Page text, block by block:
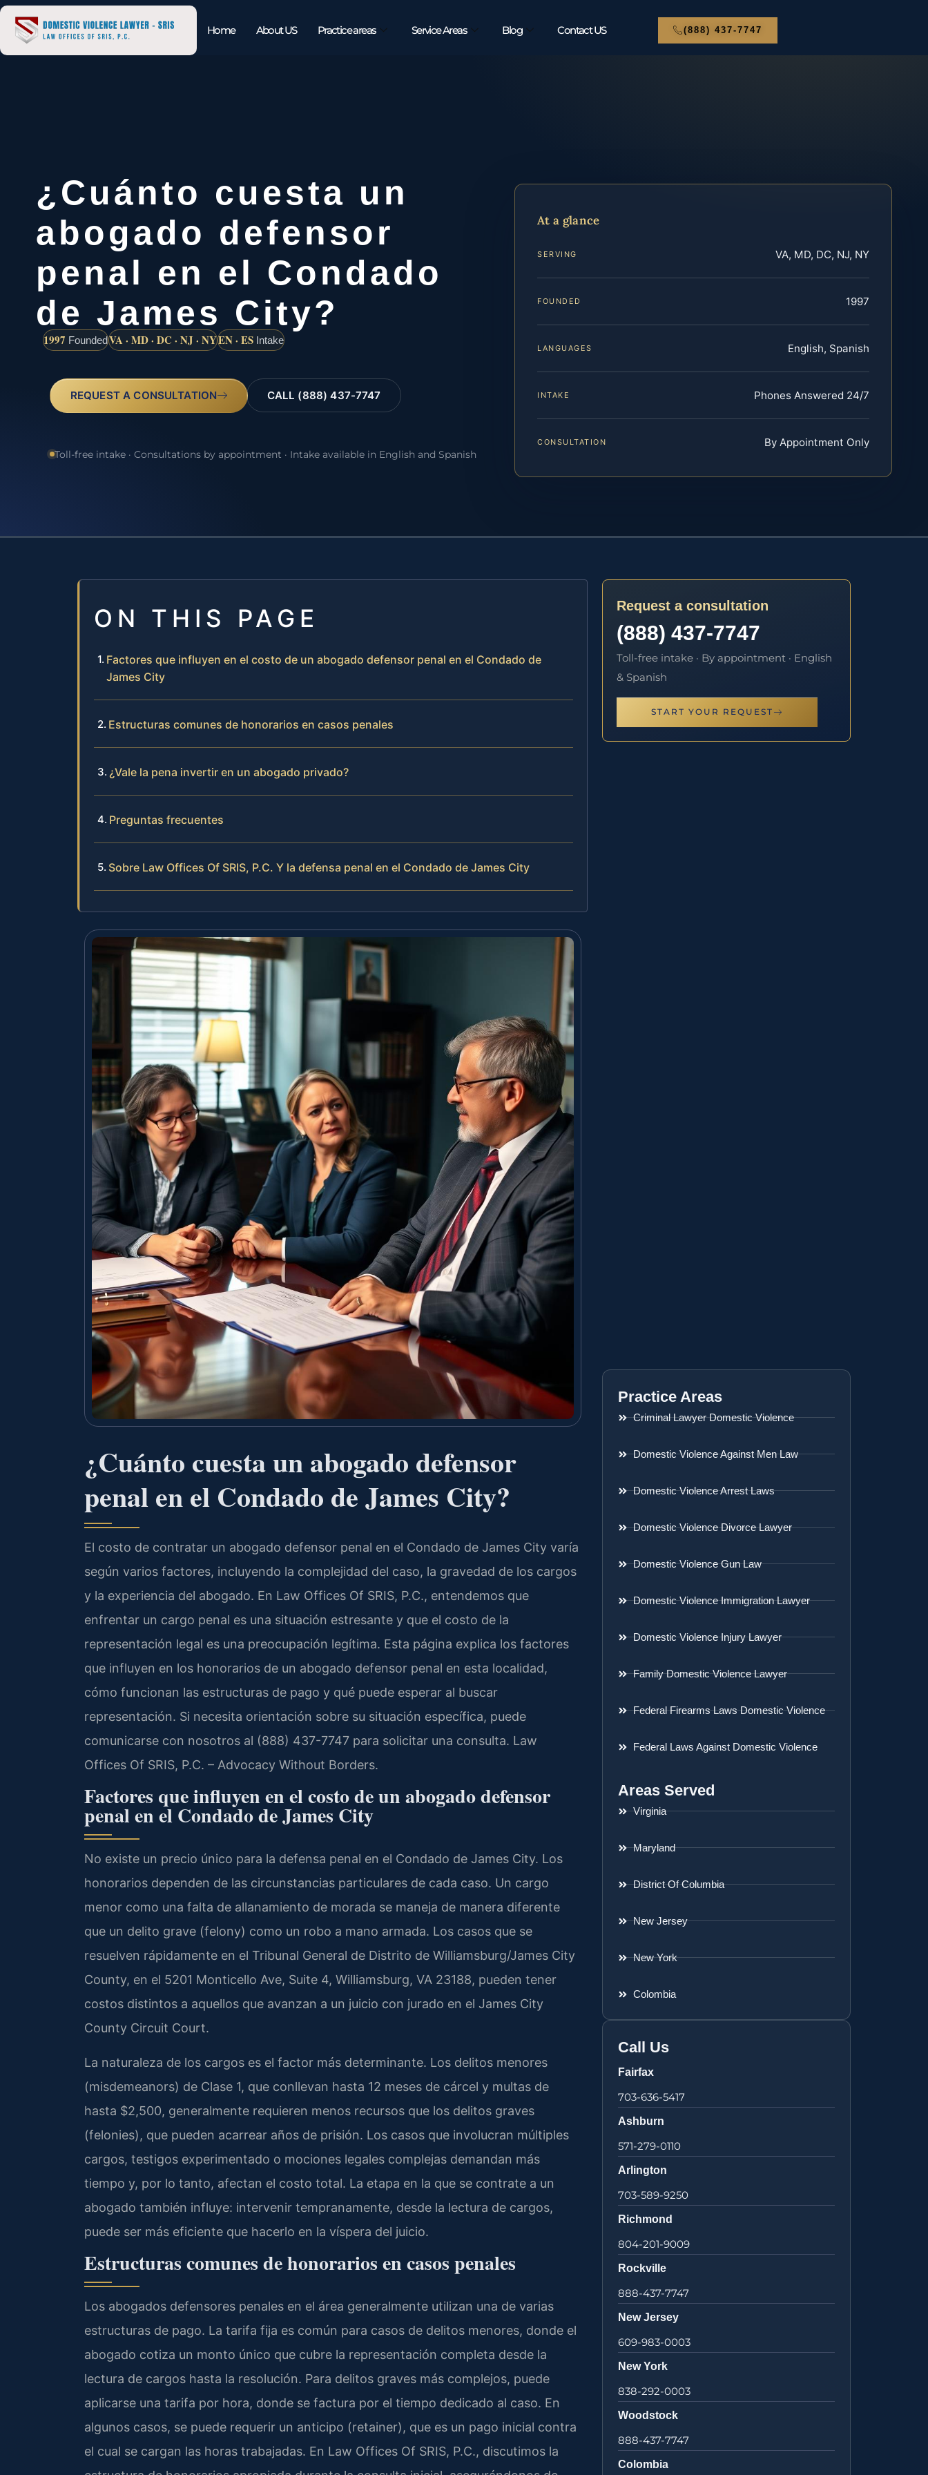
Home About US Practice areas Service Areas Blog Contact US (888) 437-7747
¿Cuánto cuesta un
abogado defensor
penal en el Condado
de James City?
1997 FoundedVA · MD · DC · NJ · NYEN · ES Intake
REQUEST A CONSULTATION CALL (888) 437-7747
Toll-free intake · Consultations by appointment · Intake available in English and Spanish
At a glance
SERVING VA, MD, DC, NJ, NY
FOUNDED 1997
LANGUAGES English, Spanish
INTAKE Phones Answered 24/7
CONSULTATION By Appointment Only
ON THIS PAGE
Factores que influyen en el costo de un abogado defensor penal en el Condado de
James City
Estructuras comunes de honorarios en casos penales
¿Vale la pena invertir en un abogado privado?
Preguntas frecuentes
Sobre Law Offices Of SRIS, P.C. Y la defensa penal en el Condado de James City
¿Cuánto cuesta un abogado defensor
penal en el Condado de James City?
El costo de contratar un abogado defensor penal en el Condado de James City varía
según varios factores, incluyendo la complejidad del caso, la gravedad de los cargos
y la experiencia del abogado. En Law Offices Of SRIS, P.C., entendemos que
enfrentar un cargo penal es una situación estresante y que el costo de la
representación legal es una preocupación legítima. Esta página explica los factores
que influyen en los honorarios de un abogado defensor penal en esta localidad,
cómo funcionan las estructuras de pago y qué puede esperar al buscar
representación. Si necesita orientación sobre su situación específica, puede
comunicarse con nosotros al (888) 437-7747 para solicitar una consulta. Law
Offices Of SRIS, P.C. – Advocacy Without Borders.
Factores que influyen en el costo de un abogado defensor
penal en el Condado de James City
No existe un precio único para la defensa penal en el Condado de James City. Los
honorarios dependen de las circunstancias particulares de cada caso. Un cargo
menor como una falta de allanamiento de morada se maneja de manera diferente
que un delito grave (felony) como un robo a mano armada. Los casos que se
resuelven rápidamente en el Tribunal General de Distrito de Williamsburg/James City
County, en el 5201 Monticello Ave, Suite 4, Williamsburg, VA 23188, pueden tener
costos distintos a aquellos que avanzan a un juicio con jurado en el James City
County Circuit Court.
La naturaleza de los cargos es el factor más determinante. Los delitos menores
(misdemeanors) de Clase 1, que conllevan hasta 12 meses de cárcel y multas de
hasta $2,500, generalmente requieren menos recursos que los delitos graves
(felonies), que pueden acarrear años de prisión. Los casos que involucran múltiples
cargos, testigos experimentado o mociones legales complejas demandan más
tiempo y, por lo tanto, afectan el costo total. La etapa en la que se contrate a un
abogado también influye: intervenir tempranamente, desde la lectura de cargos,
puede ser más eficiente que hacerlo en la víspera del juicio.
Estructuras comunes de honorarios en casos penales
Los abogados defensores penales en el área generalmente utilizan una de varias
estructuras de pago. La tarifa fija es común para casos de delitos menores, donde el
abogado cotiza un monto único que cubre la representación completa desde la
lectura de cargos hasta la resolución. Para delitos graves más complejos, puede
aplicarse una tarifa por hora, donde se factura por el tiempo dedicado al caso. En
algunos casos, se puede requerir un anticipo (retainer), que es un pago inicial contra
el cual se cargan las horas trabajadas. En Law Offices Of SRIS, P.C., discutimos la
Request a consultation
(888) 437-7747
Toll-free intake · By appointment · English
& Spanish
START YOUR REQUEST
Practice Areas
Criminal Lawyer Domestic Violence
Domestic Violence Against Men Law
Domestic Violence Arrest Laws
Domestic Violence Divorce Lawyer
Domestic Violence Gun Law
Domestic Violence Immigration Lawyer
Domestic Violence Injury Lawyer
Family Domestic Violence Lawyer
Federal Firearms Laws Domestic Violence
Federal Laws Against Domestic Violence
Areas Served
Virginia
Maryland
District Of Columbia
New Jersey
New York
Colombia
Call Us
Fairfax
703-636-5417
Ashburn
571-279-0110
Arlington
703-589-9250
Richmond
804-201-9009
Rockville
888-437-7747
New Jersey
609-983-0003
New York
838-292-0003
Woodstock
888-437-7747
Colombia